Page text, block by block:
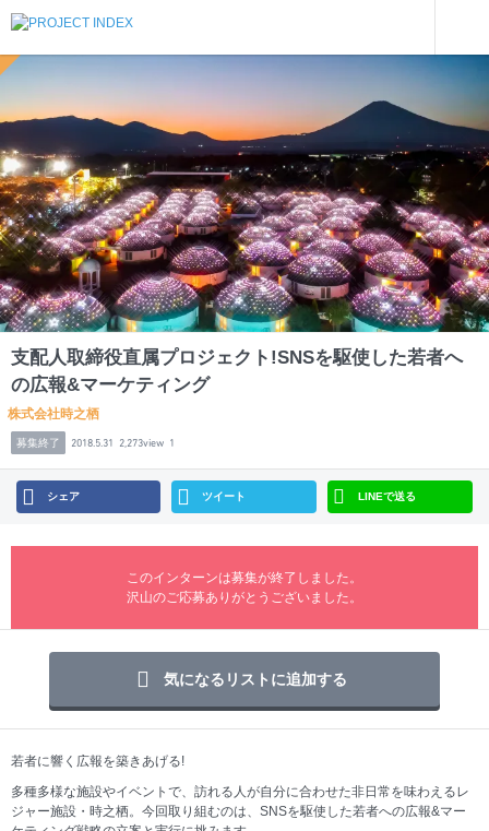
支配人取締役直属プロジェクト!SNSを駆使した若者へ
の広報&マーケティング
株式会社時之栖
募集終了 2018.5.31 2,273view 1
シェア ツイート LINEで送る
このインターンは募集が終了しました。
沢山のご応募ありがとうございました。
気になるリストに追加する
若者に響く広報を築きあげる!
多種多様な施設やイベントで、訪れる人が自分に合わせた非日常を味わえるレ
ジャー施設・時之栖。今回取り組むのは、SNSを駆使した若者への広報&マー